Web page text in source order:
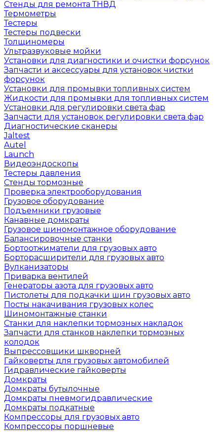
Стенды для ремонта ТНВД
Термометры
Тестеры
Тестеры подвески
Толщиномеры
Ультразвуковые мойки
Установки для диагностики и очистки форсунок
Запчасти и аксессуары для установок чистки
форсунок
Установки для промывки топливных систем
Жидкости для промывки для топливных систем
Установки для регулировки света фар
Запчасти для установок регулировки света фар
Диагностические сканеры
Jaltest
Autel
Launch
Видеоэндоскопы
Тестеры давления
Стенды тормозные
Проверка электрооборудования
Грузовое оборудование
Подъемники грузовые
Канавные домкраты
Грузовое шиномонтажное оборудование
Балансировочные станки
Бортоотжиматели для грузовых авто
Борторасширители для грузовых авто
Вулканизаторы
Приварка вентилей
Генераторы азота для грузовых авто
Пистолеты для подкачки шин грузовых авто
Посты накачивания грузовых колес
Шиномонтажные станки
Станки для наклепки тормозных накладок
Запчасти для станков наклепки тормозных
колодок
Выпрессовщики шкворней
Гайковерты для грузовых автомобилей
Гидравлические гайковерты
Домкраты
Домкраты бутылочные
Домкраты пневмогидравлические
Домкраты подкатные
Компрессоры для грузовых авто
Компрессоры поршневые